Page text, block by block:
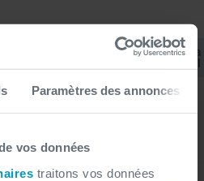
Paramètres des annonces
vos données
traitons vos données
Atlassian Data
& AI